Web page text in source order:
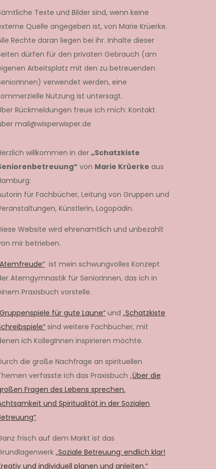
Texte und Bilder sind, wenn keine
Quelle angegeben ist, von Marie Krüerke.
Rechte daran liegen bei ihr. Inhalte dieser
dürfen für den privaten Gebrauch (am
Arbeitsplatz mit den zu betreuenden
verwendet werden, eine
Nutzung ist untersagt.
Rückmeldungen freue ich mich: Kontakt
mail@wisperwisper.de
willkommen in der„Schatzkiste
von Marie Krüerke aus
für Fachbücher, Leitung von Gruppen und
Künstlerin, Logopädin.
Website wird ehrenamtlich und unbezahlt
mir betrieben.
ist mein schwungvolles Konzept
Atemgymnastik für SeniorInnen, das ich in
Praxisbuch vorstelle.
für gute Laune“und „Schatzkiste
sind weitere Fachbücher, mit
ich KollegInnen inspirieren möchte.
die große Nachfrage an spirituellen
verfasste ich das Praxisbuch „Über die
Fragen des Lebens sprechen.
und Spiritualität in der Sozialen
.
frisch auf dem Markt ist das
„Soziale Betreuung: endlich klar!
und individuell planen und anleiten.“